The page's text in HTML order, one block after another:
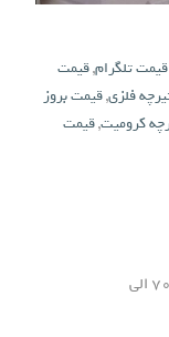
قیمت تلگرام,قیمت
فلزی,قیمت بروز
کرومیت,قیمت
✳️ یونولیت تیرچه کرومیت یک متری/ ۷۰۰ الی